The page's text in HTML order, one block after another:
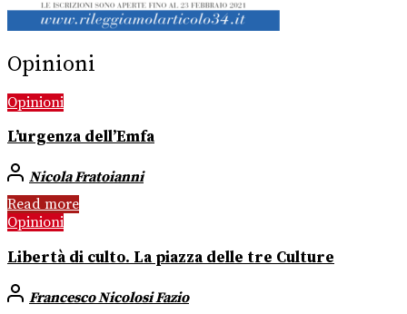
Opinioni
Opinioni
L’urgenza dell’Emfa
Nicola Fratoianni
Read more
Opinioni
Libertà di culto. La piazza delle tre Culture
Francesco Nicolosi Fazio